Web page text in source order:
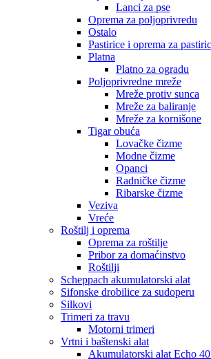
Lanci za pse
Oprema za poljoprivredu
Ostalo
Pastirice i oprema za
Platna
Platno za ogradu
Poljoprivredne mreže
Mreže protiv sunca
Mreže za baliranje
Mreže za kornišone
Tigar obuća
Lovačke čizme
Modne čizme
Opanci
Radničke čizme
Ribarske čizme
Veziva
Vreće
Roštilj i oprema
Oprema za roštilje
Pribor za domaćinstvo
Roštilji
Scheppach akumulatorski alat
Sifonske drobilice za sudoperu
Silkovi
Trimeri za travu
Motorni trimeri
Vrtni i baštenski alat
Akumulatorski alat Echo